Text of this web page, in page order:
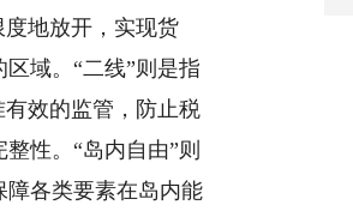
地放开，实现货
域。“二线”则是指
效的监管，防止税
性。“岛内自由”则
障各类要素在岛内能